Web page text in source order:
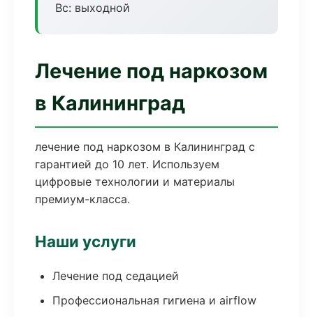
Вс: выходной
Лечение под наркозом
в Калининград
лечение под наркозом в Калининград с
гарантией до 10 лет. Используем
цифровые технологии и материалы
премиум-класса.
Наши услуги
Лечение под седацией
Профессиональная гигиена и airflow